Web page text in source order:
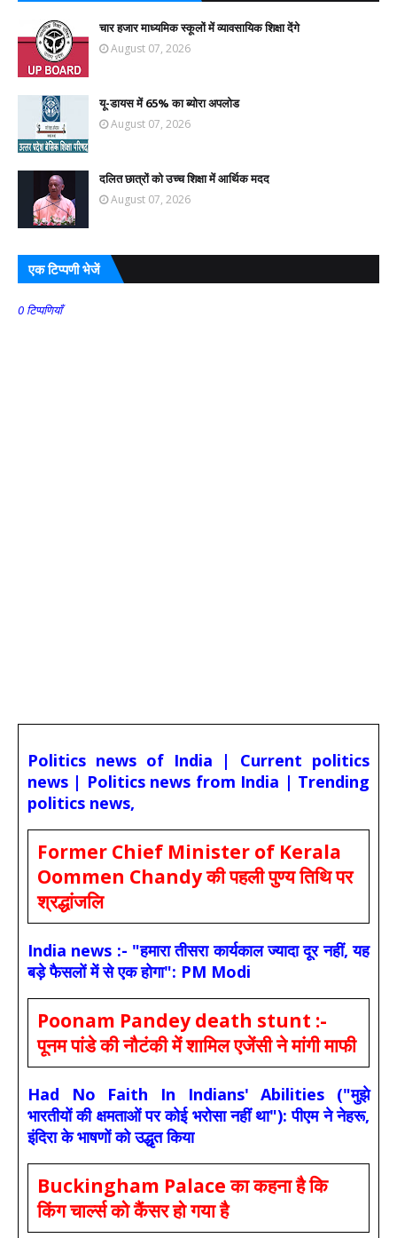
चार हजार माध्यमिक स्कूलों में व्यावसायिक शिक्षा देंगे
August 07, 2026
यू-डायस में 65% का ब्योरा अपलोड
August 07, 2026
दलित छात्रों को उच्च शिक्षा में आर्थिक मदद
August 07, 2026
एक टिप्पणी भेजें
0 टिप्पणियाँ
Politics news of India | Current politics
news | Politics news from India | Trending
politics news,
Former Chief Minister of Kerala
Oommen Chandy की पहली पुण्य तिथि पर
श्रद्धांजलि
India news :- "हमारा तीसरा कार्यकाल ज्यादा दूर नहीं, यह
बड़े फैसलों में से एक होगा": PM Modi
Poonam Pandey death stunt :-
पूनम पांडे की नौटंकी में शामिल एजेंसी ने मांगी माफी
Had No Faith In Indians' Abilities ("मुझे
भारतीयों की क्षमताओं पर कोई भरोसा नहीं था"): पीएम ने नेहरू,
इंदिरा के भाषणों को उद्धृत किया
Buckingham Palace का कहना है कि
किंग चार्ल्स को कैंसर हो गया है